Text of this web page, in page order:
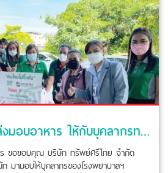
ร่วมใจสู้โควิด-19 ส่งมอบอาหาร ให้กับบุคลากรทางการแพทย์
ร ขอขอบคุณ บริษัท ทรัพย์ศรีไทย จำกัด
มามอบให้บุคลากรของโรงพยาบาลฯ